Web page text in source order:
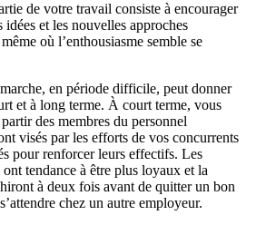
de votre travail consiste à encourager
et les nouvelles approches
où l’enthousiasme semble se
en période difficile, peut donner
et à long terme. À court terme, vous
des membres du personnel
visés par les efforts de vos concurrents
pour renforcer leurs effectifs. Les
tendance à être plus loyaux et la
à deux fois avant de quitter un bon
chez un autre employeur.